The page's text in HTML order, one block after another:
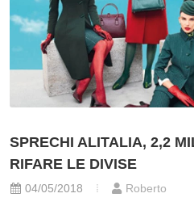
SPRECHI ALITALIA, 2,2
RIFARE LE DIVISE
04/05/2018
Roberto